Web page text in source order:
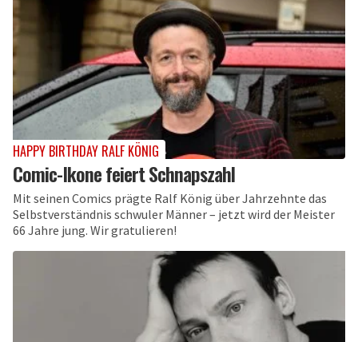
HAPPY BIRTHDAY RALF KÖNIG
Comic-Ikone feiert Schnapszahl
Mit seinen Comics prägte Ralf König über Jahrzehnte das
Selbstverständnis schwuler Männer – jetzt wird der Meister
66 Jahre jung. Wir gratulieren!